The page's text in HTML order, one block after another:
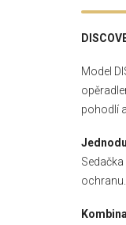
Model
pohodlí